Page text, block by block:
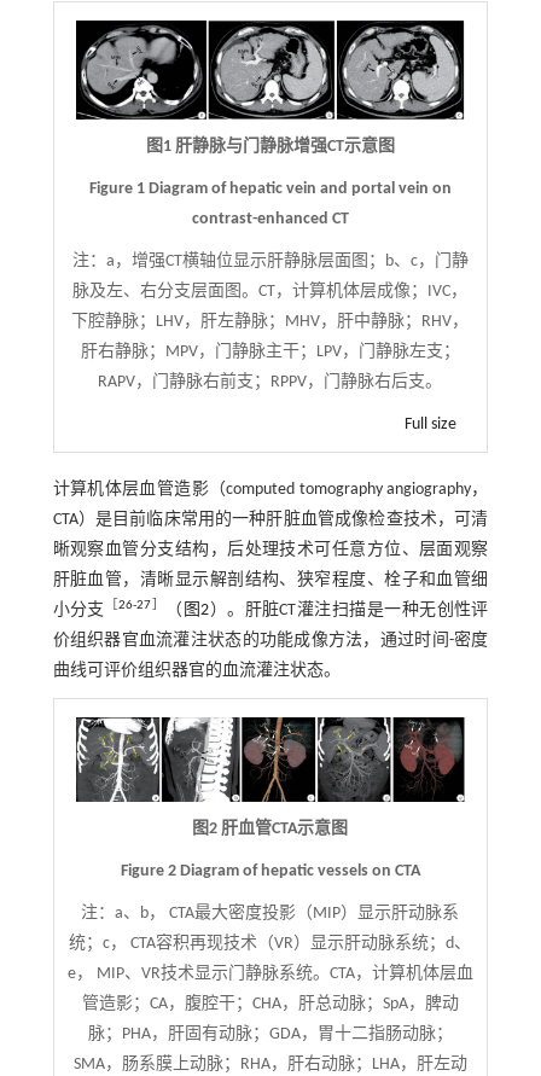
图1 肝静脉与门静脉增强CT示意图
Figure 1 Diagram of hepatic vein and portal vein on
contrast-enhanced CT
注： a，增强CT横轴位显示肝静脉层面图；b、c，门静
脉及左、右分支层面图。CT，计算机体层成像；IVC，
下腔静脉；LHV，肝左静脉；MHV，肝中静脉；RHV，
肝右静脉；MPV，门静脉主干；LPV，门静脉左支；
RAPV，门静脉右前支；RPPV，门静脉右后支。
Full size
计算机体层血管造影（computed tomography angiography，
CTA）是目前临床常用的一种肝脏血管成像检查技术，可清
晰观察血管分支结构，后处理技术可任意方位、层面观察
肝脏血管，清晰显示解剖结构、狭窄程度、栓子和血管细
小分支 ［26-27 （ 图2）。肝脏CT灌注扫描是一种无创性评
价组织器官血流灌注状态的功能成像方法，通过时间-密度
曲线可评价组织器官的血流灌注状态。
图2 肝血管CTA示意图
Figure 2 Diagram of hepatic vessels on CTA
注：a、b， CTA最大密度投影（MIP）显示肝动脉系
统；c， CTA容积再现技术（VR）显示肝动脉系统；d、
e， MIP、VR技术显示门静脉系统。CTA，计算机体层血
管造影；CA，腹腔干；CHA，肝总动脉；SpA，脾动
脉；PHA，肝固有动脉；GDA，胃十二指肠动脉；
SMA，肠系膜上动脉；RHA，肝右动脉；LHA，肝左动